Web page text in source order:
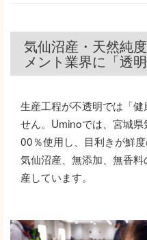
気仙沼産・天然純
メント業界に「透明
生産工程が不透明では「
せん。Uminoでは、宮城
00％使用し、目利きが鮮度
気仙沼産、無添加、無香
産しています。